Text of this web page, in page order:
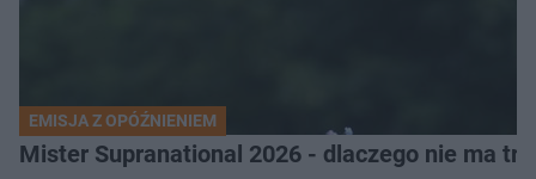
EMISJA Z OPÓŹNIENIEM
Mister Supranational 2026 - dlaczego nie ma